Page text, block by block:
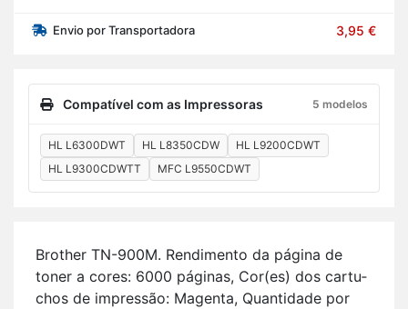
Envio por Transportadora 3,95 €
Compatível com as Impressoras 5 modelos
HL L6300DWT HL L8350CDW
HL L9200CDWT
HL L9300CDWTT
MFC L9550CDWT
Brother TN-900M. Ren­di­mento da pá­gina de
toner a cores: 6000 pá­ginas, Cor(es) dos car­tu­
chos de im­pressão: Ma­genta, Quan­ti­dade por